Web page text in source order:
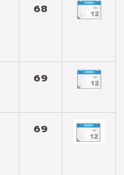
68
69
69